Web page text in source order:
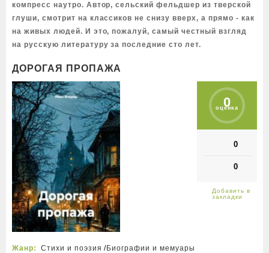
компресс наутро. Автор, сельский фельдшер из тверской
глуши, смотрит на классиков не снизу вверх, а прямо - как
на живых людей. И это, пожалуй, самый честный взгляд
на русскую литературу за последние сто лет.
ДОРОГАЯ ПРОПАЖА
0
оценка
0
0
Жанр: Стихи и поэзия /Биографии и мемуары